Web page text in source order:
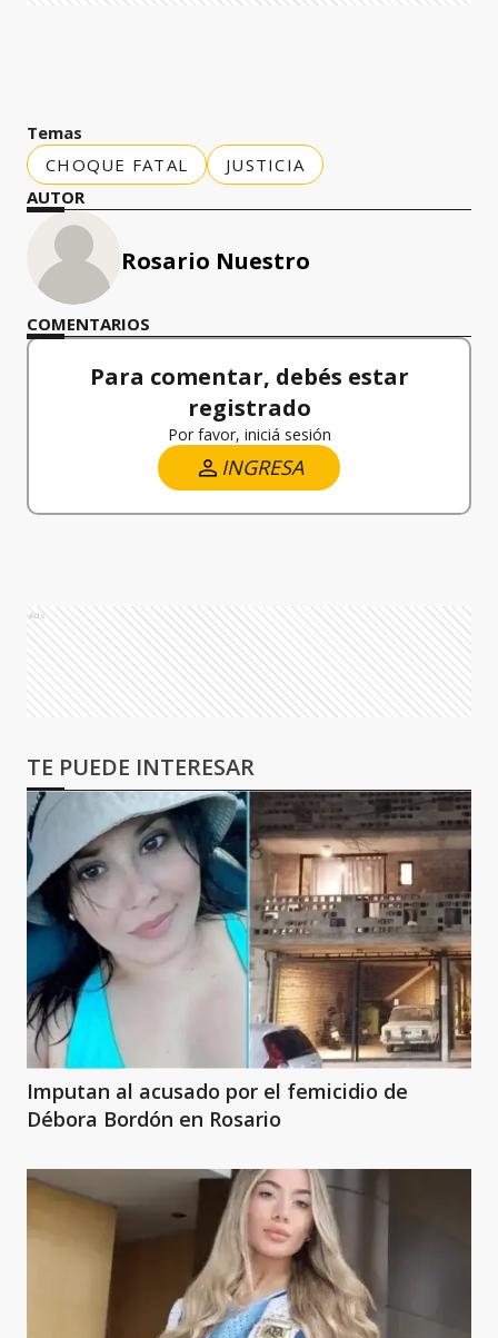
Temas
CHOQUE FATAL
JUSTICIA
AUTOR
Rosario Nuestro
COMENTARIOS
Para comentar, debés estar
registrado
Por favor, iniciá sesión
INGRESA
Ads
TE PUEDE INTERESAR
Imputan al acusado por el femicidio de
Débora Bordón en Rosario